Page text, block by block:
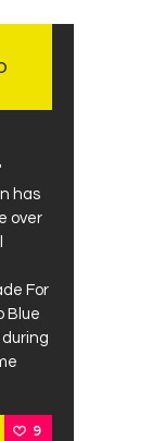
has
over
For
Blue
9